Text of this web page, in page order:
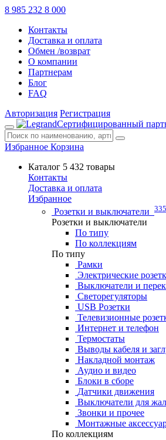
8 985 232 8 000
Контакты
Доставка и оплата
Обмен /возврат
О компании
Партнерам
Блог
FAQ
Авторизация Регистрация
Сертифицированный
Избранное Корзина
Каталог 5 432 товары
Контакты
Доставка и оплата
Избранное
Розетки и выключатели
Розетки и выключатели
По типу
По коллекциям
По типу
Рамки
Электрические
Выключатели и
Светорегуляторы
USB Розетки
Телевизионные
Интернет и телефон
Термостаты
Выводы кабеля и
Накладной монтаж
Аудио и видео
Блоки в сборе
Датчики движения
Выключатели для
Звонки и прочее
Монтажные
По коллекциям